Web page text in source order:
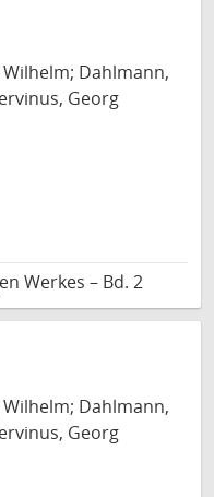
Dahlmann,
Georg
Werkes – Bd. 2
Dahlmann,
Georg